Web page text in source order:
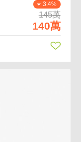
3.4%
145萬
140萬